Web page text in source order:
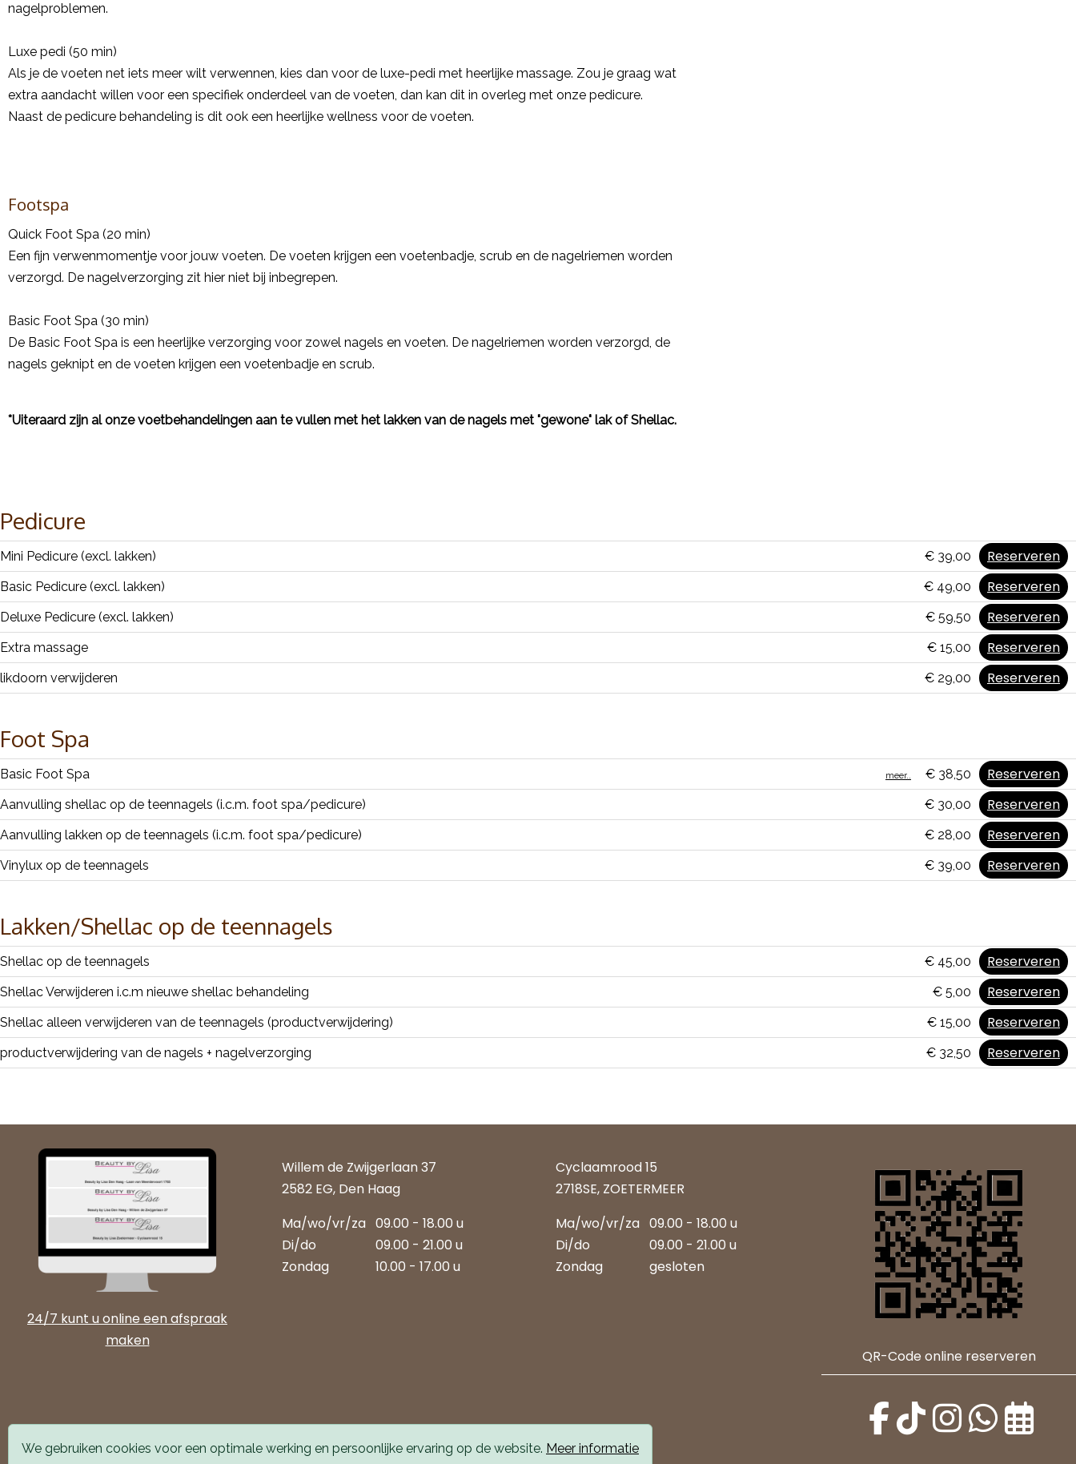
nagelproblemen.
Luxe pedi (50 min)
Als je de voeten net iets meer wilt verwennen, kies dan voor de luxe-pedi met heerlijke massage. Zou je graag wat
extra aandacht willen voor een specifiek onderdeel van de voeten, dan kan dit in overleg met onze pedicure.
Naast de pedicure behandeling is dit ook een heerlijke wellness voor de voeten.
Footspa
Quick Foot Spa (20 min)
Een fijn verwenmomentje voor jouw voeten. De voeten krijgen een voetenbadje, scrub en de nagelriemen worden
verzorgd. De nagelverzorging zit hier niet bij inbegrepen.
Basic Foot Spa (30 min)
De Basic Foot Spa is een heerlijke verzorging voor zowel nagels en voeten. De nagelriemen worden verzorgd, de
nagels geknipt en de voeten krijgen een voetenbadje en scrub.
*Uiteraard zijn al onze voetbehandelingen aan te vullen met het lakken van de nagels met "gewone" lak of Shellac.
Pedicure
Mini Pedicure (excl. lakken) Reserveren
€ 39,00
Basic Pedicure (excl. lakken)
Reserveren
€ 49,00
Deluxe Pedicure (excl. lakken)
Reserveren
€ 59,50
Extra massage
Reserveren
€ 15,00
likdoorn verwijderen
Reserveren
€ 29,00
Foot Spa
Basic Foot Spa Reserveren
€ 38,50
meer..
Aanvulling shellac op de teennagels (i.c.m. foot spa/pedicure) Reserveren
€ 30,00
Aanvulling lakken op de teennagels (i.c.m. foot spa/pedicure)
Reserveren
€ 28,00
Vinylux op de teennagels
Reserveren
€ 39,00
Lakken/Shellac op de teennagels
Shellac op de teennagels Reserveren
€ 45,00
Shellac Verwijderen i.c.m nieuwe shellac behandeling
Reserveren
€ 5,00
Shellac alleen verwijderen van de teennagels (productverwijdering)
Reserveren
€ 15,00
productverwijdering van de nagels + nagelverzorging
Reserveren
€ 32,50
24/7 kunt u online een afspraak
maken
Willem de Zwijgerlaan 37
2582 EG, Den Haag
Ma/wo/vr/za 09.00 - 18.00 u
Di/do
09.00 - 21.00 u
Zondag
10.00 - 17.00 u
Cyclaamrood 15
2718SE, ZOETERMEER
Ma/wo/vr/za 09.00 - 18.00 u
Di/do
09.00 - 21.00 u
Zondag
gesloten
QR-Code online reserveren
We gebruiken cookies voor een optimale werking en persoonlijke ervaring op de website. Meer informatie